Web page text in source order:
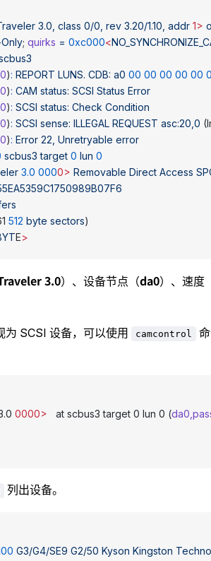
3.0, class 0/0, rev 3.20/1.10, addr 1>
; quirks = 0xc000<
): REPORT LUNS. CDB: a0 00 00 00 00 00
): CAM status: SCSI Status Error
): SCSI status: Check Condition
): SCSI sense: ILLEGAL REQUEST asc:20,0
): Error 22, Unretryable error
scbus3 target 0 lun 0
3.0 0000> Removable Direct Access
512 byte sectors)
E>
3.0）、设备节点（da0）、速度
为 SCSI 设备，可以使用 camcontrol
0000>
   at scbus3 target 0 lun 0 (
列出设备。
G3/G4/SE9 G2/50 Kyson Kingston